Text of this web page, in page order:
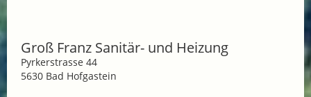
Groß Franz Sanitär- und Heizung
Pyrkerstrasse 44
5630 Bad Hofgastein